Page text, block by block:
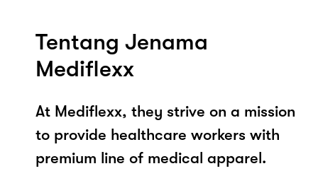
Tentang Jenama
Mediflexx
At Mediflexx, they strive on a mission
to provide healthcare workers with
premium line of medical apparel.